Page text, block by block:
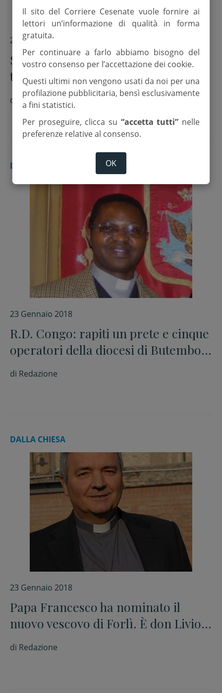
24 Gennaio 2018
Servono nuove forme di alleanze
tra cittadini e istituzioni contro le
fake news
di Massimiliano Menichetti
DALLA CHIESA
23 Gennaio 2018
R.D. Congo: rapiti un prete e cinque
operatori della diocesi di Butembo-
Beni
di Redazione
DALLA CHIESA
23 Gennaio 2018
Papa Francesco ha nominato il
nuovo vescovo di Forlì. È don Livio
Corazza della diocesi di Concordia-
Pordedone
di Redazione
Il sito del Corriere Cesenate vuole fornire ai
lettori un’informazione di qualità in forma
gratuita.
Per continuare a farlo abbiamo bisogno del
vostro consenso per l’accettazione dei cookie.
Questi ultimi non vengono usati da noi per una
profilazione pubblicitaria, bensì esclusivamente
a fini statistici.
Per proseguire, clicca su “accetta tutti” nelle
preferenze relative al consenso.
OK